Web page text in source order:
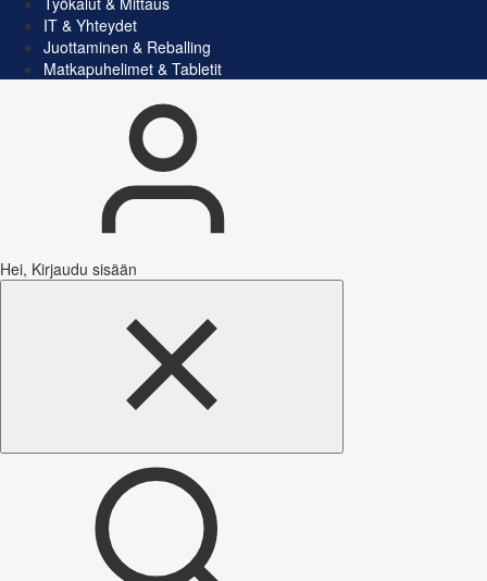
IT & Yhteydet
Juottaminen & Reballing
Matkapuhelimet & Tabletit
Hei, Kirjaudu sisään